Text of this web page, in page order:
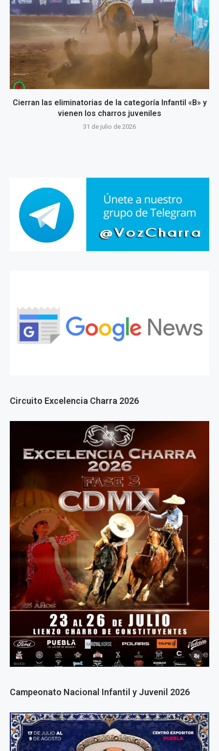
Cierran las eliminatorias de la categoría Infantil «B» y
vienen los charros juveniles
31 de julio de 2026
Circuito Excelencia Charra 2026
Campeonato Nacional Infantil y Juvenil 2026